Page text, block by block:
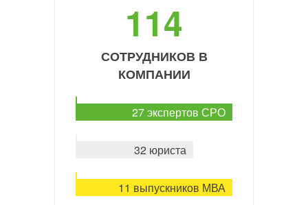
114
СОТРУДНИКОВ В
КОМПАНИИ
27 экспертов СРО
32 юриста
11 выпускников МВА